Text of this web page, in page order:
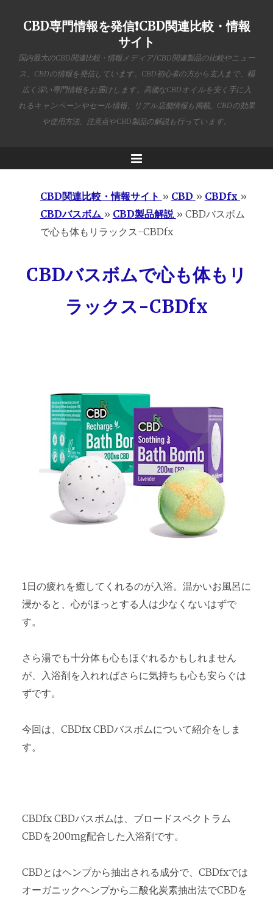
CBD専門情報を発信❗️CBD関連比較・情報
サイト
国内最大のCBD関連比較・情報メディア/CBD関連製品の比較やニュー
ス、CBDの情報を発信しています。CBD初心者の方から玄人まで、幅
広く深い専門情報をお届けします。高価なCBDオイルを安く手に入
れるキャンペーンやセール情報、リアル店舗情報も掲載。CBDの効果
や使用方法、注意点やCBD製品の解説も行っています。
Menu
CBD関連比較・情報サイト » CBD » CBDfx »
CBDバスボム » CBD製品解説 » CBDバスボム
で心も体もリラックス-CBDfx
CBDバスボムで心も体もリ
ラックス-CBDfx
1日の疲れを癒してくれるのが入浴。温かいお風呂に
浸かると、心がほっとする人は少なくないはずで
す。
さら湯でも十分体も心もほぐれるかもしれません
が、入浴剤を入れればさらに気持ちも心も安らぐは
ずです。
今回は、CBDfx CBDバスボムについて紹介をしま
す。
CBDfx CBDバスボムは、ブロードスペクトラム
CBDを200mg配合した入浴剤です。
CBDとはヘンプから抽出される成分で、CBDfxでは
オーガニックヘンプから二酸化炭素抽出法でCBDを